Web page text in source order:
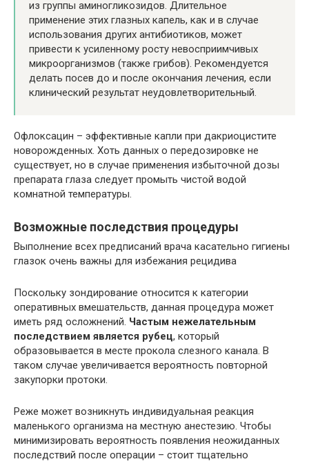
из группы аминогликозидов. Длительное
применение этих глазных капель, как и в случае
использования других антибиотиков, может
привести к усиленному росту невосприимчивых
микроорганизмов (также грибов). Рекомендуется
делать посев до и после окончания лечения, если
клинический результат неудовлетворительный.
Офлоксацин – эффективные капли при дакриоцистите
новорожденных. Хоть данных о передозировке не
существует, но в случае применения избыточной дозы
препарата глаза следует промыть чистой водой
комнатной температуры.
Возможные последствия процедуры
Выполнение всех предписаний врача касательно гигиены
глазок очень важны для избежания рецидива
Поскольку зондирование относится к категории
оперативных вмешательств, данная процедура может
иметь ряд осложнений. Частым нежелательным
последствием является рубец, который
образовывается в месте прокола слезного канала. В
таком случае увеличивается вероятность повторной
закупорки протоки.
Реже может возникнуть индивидуальная реакция
маленького организма на местную анестезию. Чтобы
минимизировать вероятность появления неожиданных
последствий после операции – стоит тщательно